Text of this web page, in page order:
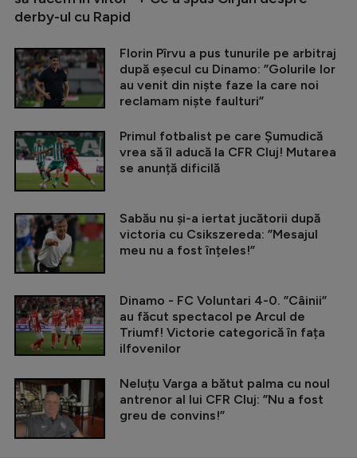
derby-ul cu Rapid
Florin Pîrvu a pus tunurile pe arbitraj
după eșecul cu Dinamo: ”Golurile lor
au venit din niște faze la care noi
reclamam niște faulturi”
Primul fotbalist pe care Șumudică
vrea să îl aducă la CFR Cluj! Mutarea
se anunță dificilă
Sabău nu și-a iertat jucătorii după
victoria cu Csikszereda: ”Mesajul
meu nu a fost înțeles!”
Dinamo - FC Voluntari 4-0. ”Câinii”
au făcut spectacol pe Arcul de
Triumf! Victorie categorică în fața
ilfovenilor
Neluțu Varga a bătut palma cu noul
antrenor al lui CFR Cluj: ”Nu a fost
greu de convins!”